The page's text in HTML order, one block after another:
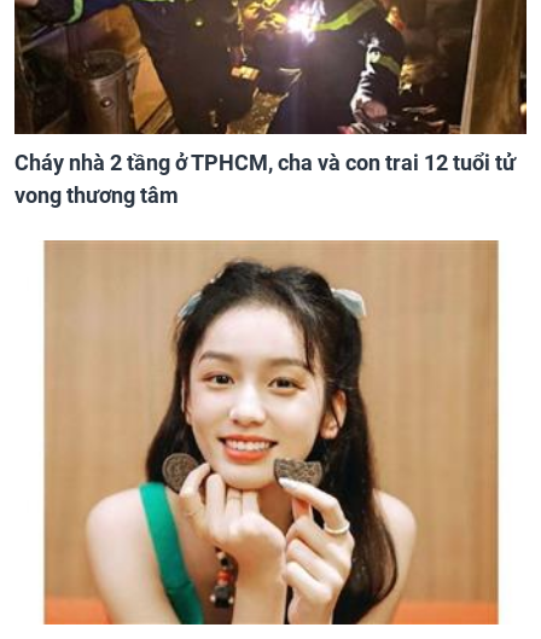
Cháy nhà 2 tầng ở TPHCM, cha và con trai 12 tuổi tử
vong thương tâm